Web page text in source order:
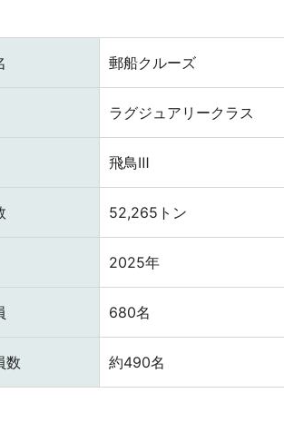
郵船クルーズ
ラグジュアリークラス
飛鳥Ⅲ
52,265トン
2025年
680名
数 約490名